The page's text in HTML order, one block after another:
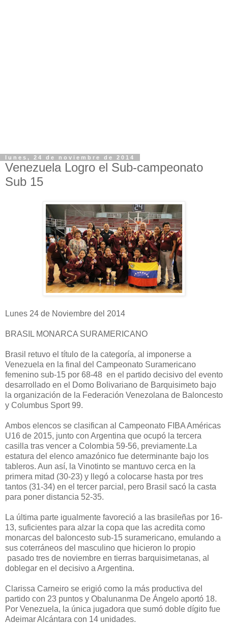
lunes, 24 de noviembre de 2014
Venezuela Logro el Sub-campeonato
Sub 15
Lunes 24 de Noviembre del 2014
BRASIL MONARCA SURAMERICANO
Brasil retuvo el título de la categoría, al imponerse a
Venezuela en la final del Campeonato Suramericano
femenino sub-15 por 68-48 en el partido decisivo del evento
desarrollado en el Domo Bolivariano de Barquisimeto bajo
la organización de la Federación Venezolana de Baloncesto
y Columbus Sport 99.
Ambos elencos se clasifican al Campeonato FIBA Américas
U16 de 2015, junto con Argentina que ocupó la tercera
casilla tras vencer a Colombia 59-56, previamente.La
estatura del elenco amazónico fue determinante bajo los
tableros. Aun así, la Vinotinto se mantuvo cerca en la
primera mitad (30-23) y llegó a colocarse hasta por tres
tantos (31-34) en el tercer parcial, pero Brasil sacó la casta
para poner distancia 52-35.
La última parte igualmente favoreció a las brasileñas por 16-
13, suficientes para alzar la copa que las acredita como
monarcas del baloncesto sub-15 suramericano, emulando a
sus coterráneos del masculino que hicieron lo propio
pasado tres de noviembre en tierras barquisimetanas, al
doblegar en el decisivo a Argentina.
Clarissa Carneiro se erigió como la más productiva del
partido con 23 puntos y Obalunanma De Ángelo aportó 18.
Por Venezuela, la única jugadora que sumó doble dígito fue
Adeimar Alcántara con 14 unidades.